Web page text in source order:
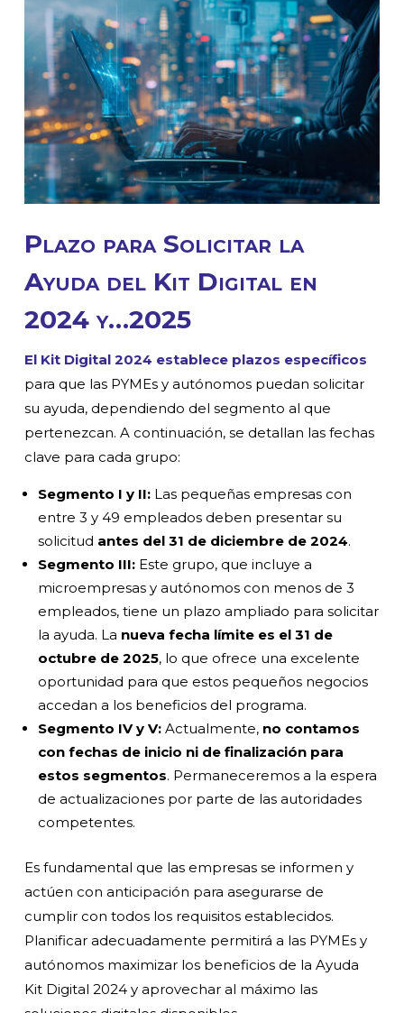
Plazo para Solicitar la
Ayuda del Kit Digital en
2024 y…2025
El Kit Digital 2024 establece plazos específicos
para que las PYMEs y autónomos puedan solicitar
su ayuda, dependiendo del segmento al que
pertenezcan. A continuación, se detallan las fechas
clave para cada grupo:
Segmento I y II: Las pequeñas empresas con
entre 3 y 49 empleados deben presentar su
solicitud antes del 31 de diciembre de 2024.
Segmento III: Este grupo, que incluye a
microempresas y autónomos con menos de 3
empleados, tiene un plazo ampliado para solicitar
la ayuda. La nueva fecha límite es el 31 de
octubre de 2025, lo que ofrece una excelente
oportunidad para que estos pequeños negocios
accedan a los beneficios del programa.
Segmento IV y V: Actualmente, no contamos
con fechas de inicio ni de finalización para
estos segmentos. Permaneceremos a la espera
de actualizaciones por parte de las autoridades
competentes.
Es fundamental que las empresas se informen y
actúen con anticipación para asegurarse de
cumplir con todos los requisitos establecidos.
Planificar adecuadamente permitirá a las PYMEs y
autónomos maximizar los beneficios de la Ayuda
Kit Digital 2024 y aprovechar al máximo las